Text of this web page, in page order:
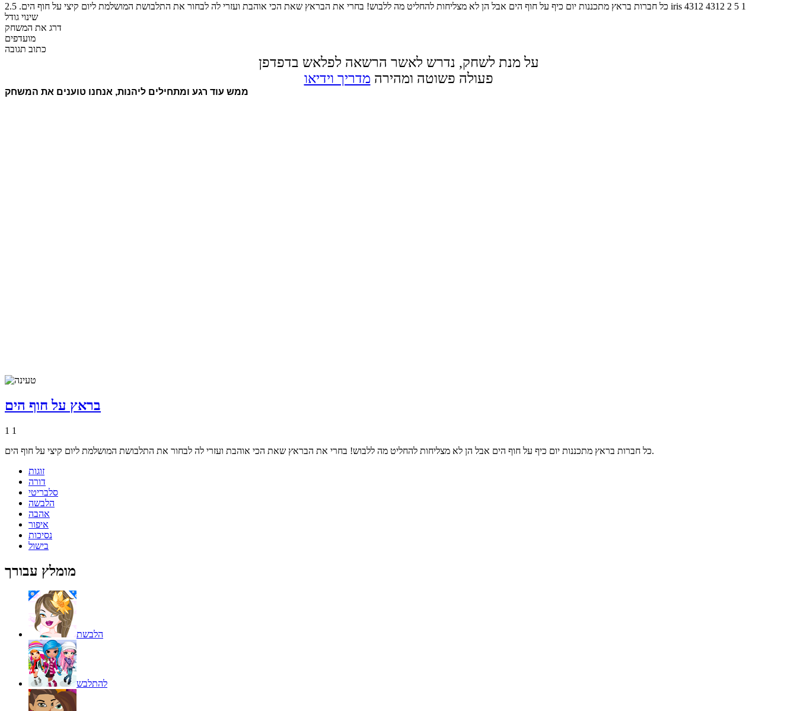
כל חברות בראץ מתכננות יום כיף על חוף הים אבל הן לא מצליחות להחליט מה ללבוש! בחרי את הבראץ שאת הכי אוהבת ועזרי לה לבחור את התלבושת המושלמת ליום קיצי על חוף הים. 2.5 iris 4312 4312 2 5 1
שינוי גודל
דרג את המשחק
מועדפים
כתוב תגובה
על מנת לשחק, נדרש לאשר הרשאה לפלאש בדפדפן
פעולה פשוטה ומהירה מדריך וידיאו
ממש עוד רגע ומתחילים ליהנות, אנחנו טוענים את המשחק
בראץ על חוף הים
1 1
כל חברות בראץ מתכננות יום כיף על חוף הים אבל הן לא מצליחות להחליט מה ללבוש! בחרי את הבראץ שאת הכי אוהבת ועזרי לה לבחור את התלבושת המושלמת ליום קיצי על חוף הים.
זוגות
דורה
סלבריטי
הלבשה
אהבה
איפור
נסיכות
בישול
מומלץ עבורך
הלבשת
להתלבש